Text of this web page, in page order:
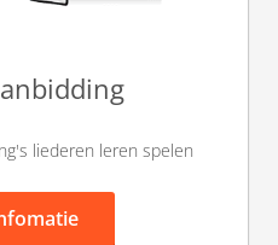
liederen leren spelen